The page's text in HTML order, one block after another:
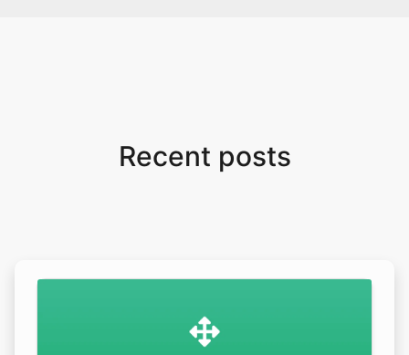
Copy Link
Recent posts